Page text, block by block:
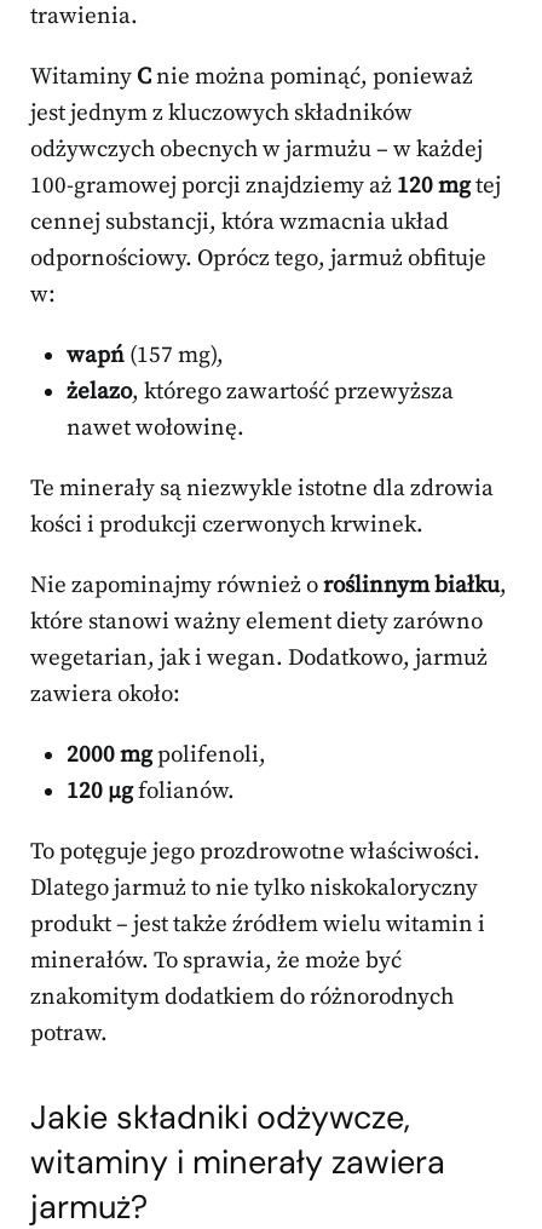
trawienia.
Witaminy Cnie można pominąć, ponieważ
jest jednym z kluczowych składników
odżywczych obecnych w jarmużu – w każdej
100-gramowej porcji znajdziemy aż 120 mgtej
cennej substancji, która wzmacnia układ
odpornościowy. Oprócz tego, jarmuż obfituje
w:
wapń (157 mg),
żelazo, którego zawartość przewyższa
nawet wołowinę.
Te minerały są niezwykle istotne dla zdrowia
kości i produkcji czerwonych krwinek.
Nie zapominajmy również oroślinnym białku,
które stanowi ważny element diety zarówno
wegetarian, jak i wegan. Dodatkowo, jarmuż
zawiera około:
2000 mgpolifenoli,
120 µgfolianów.
To potęguje jego prozdrowotne właściwości.
Dlatego jarmuż to nie tylko niskokaloryczny
produkt – jest także źródłem wielu witamin i
minerałów. To sprawia, że może być
znakomitym dodatkiem do różnorodnych
potraw.
Jakie składniki odżywcze,
witaminy i minerały zawiera
jarmuż?